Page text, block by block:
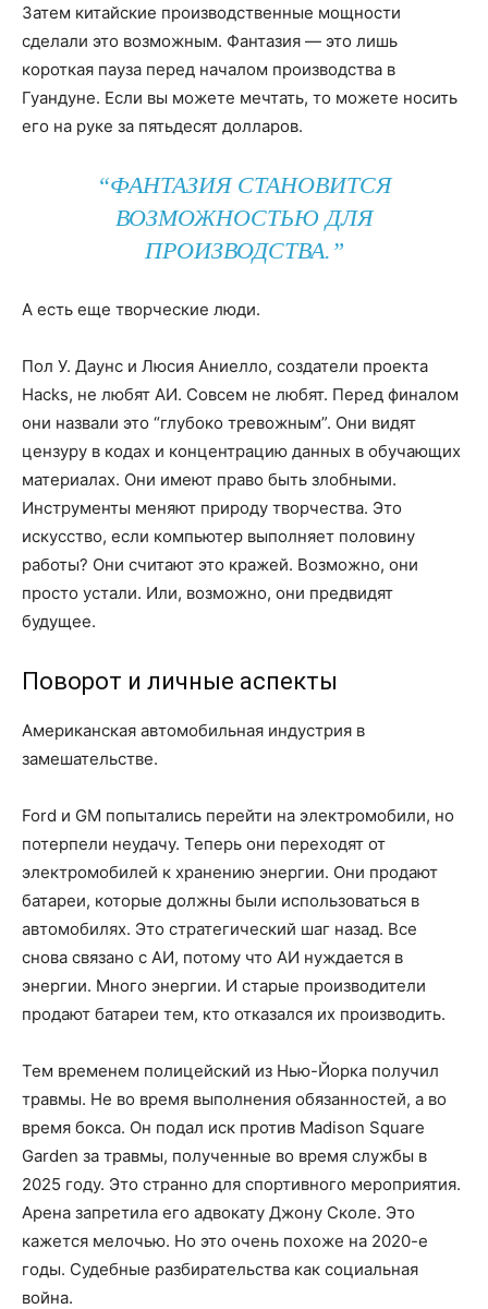
Затем китайские производственные мощности
сделали это возможным. Фантазия — это лишь
короткая пауза перед началом производства в
Гуандуне. Если вы можете мечтать, то можете носить
его на руке за пятьдесят долларов.
“ФАНТАЗИЯ СТАНОВИТСЯ
ВОЗМОЖНОСТЬЮ ДЛЯ
ПРОИЗВОДСТВА.”
А есть еще творческие люди.
Пол У. Даунс и Люсия Аниелло, создатели проекта
Hacks, не любят АИ. Совсем не любят. Перед финалом
они назвали это “глубоко тревожным”. Они видят
цензуру в кодах и концентрацию данных в обучающих
материалах. Они имеют право быть злобными.
Инструменты меняют природу творчества. Это
искусство, если компьютер выполняет половину
работы? Они считают это кражей. Возможно, они
просто устали. Или, возможно, они предвидят
будущее.
Поворот и личные аспекты
Американская автомобильная индустрия в
замешательстве.
Ford и GM попытались перейти на электромобили, но
потерпели неудачу. Теперь они переходят от
электромобилей к хранению энергии. Они продают
батареи, которые должны были использоваться в
автомобилях. Это стратегический шаг назад. Все
снова связано с АИ, потому что АИ нуждается в
энергии. Много энергии. И старые производители
продают батареи тем, кто отказался их производить.
Тем временем полицейский из Нью-Йорка получил
травмы. Не во время выполнения обязанностей, а во
время бокса. Он подал иск против Madison Square
Garden за травмы, полученные во время службы в
2025 году. Это странно для спортивного мероприятия.
Арена запретила его адвокату Джону Сколе. Это
кажется мелочью. Но это очень похоже на 2020-е
годы. Судебные разбирательства как социальная
война.